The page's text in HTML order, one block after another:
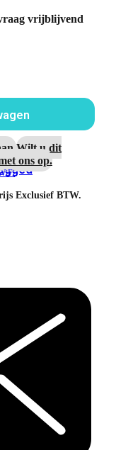
vrijblijvend
Wilt u dit
ons op.
Exclusief BTW.